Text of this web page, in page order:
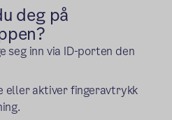
deg på
seg inn via ID-porten den
eller aktiver fingeravtrykk